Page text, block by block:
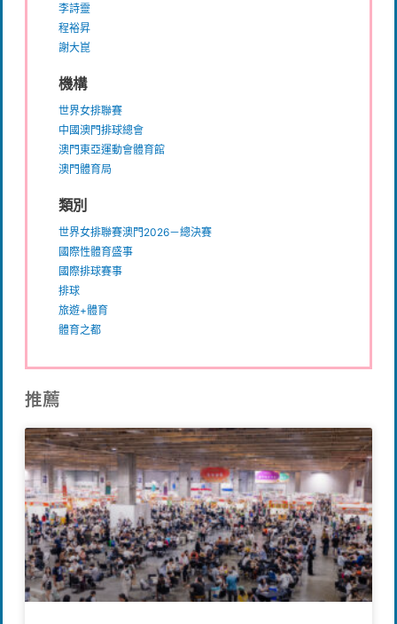
李詩靈
程裕昇
謝大崑
機構
世界女排聯賽
中國澳門排球總會
澳門東亞運動會體育館
澳門體育局
類別
世界女排聯賽澳門2026－總決賽
國際性體育盛事
國際排球賽事
排球
旅遊+體育
體育之都
推薦